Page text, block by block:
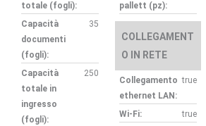
totale (fogli):
Capacità
documenti
(fogli):
35
Capacità
totale in
ingresso
(fogli):
250
pallett (pz):
COLLEGAMENT
O IN RETE
Collegamento
ethernet LAN:
true
Wi-Fi: true